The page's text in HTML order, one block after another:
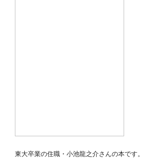
東大卒業の住職・小池龍之介さんの本です。